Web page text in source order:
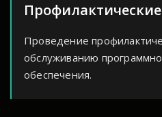
Проведение
обслуживанию
обеспечения.